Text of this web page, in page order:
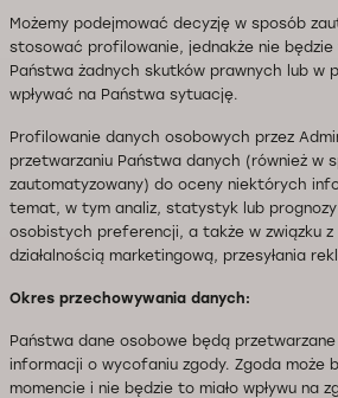
Możemy podejmować decyzję w sposób
stosować profilowanie, jednakże nie będzie
Państwa żadnych skutków prawnych lub w
wpływać na Państwa sytuację.
Profilowanie danych osobowych przez
przetwarzaniu Państwa danych (również w
zautomatyzowany) do oceny niektórych
temat, w tym analiz, statystyk lub
osobistych preferencji, a także w związku z
działalnością marketingową, przesyłania
Okres przechowywania danych:
Państwa dane osobowe będą
informacji o wycofaniu zgody. Zgoda może
momencie i nie będzie to miało wpływu na